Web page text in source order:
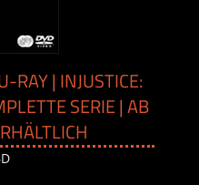
RAY | INJUSTICE:
SERIE | AB